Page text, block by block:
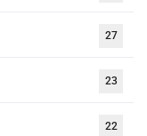
27
23
22